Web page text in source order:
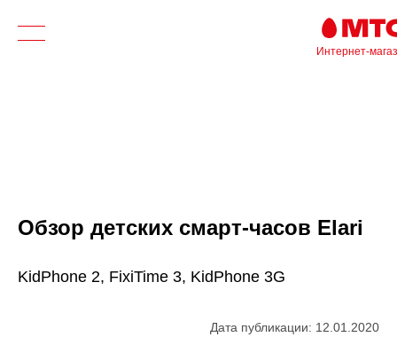
Интернет-
Обзор детских смарт-часов Elari
KidPhone 2, FixiTime 3, KidPhone 3G
Дата публикации: 12.01.2020